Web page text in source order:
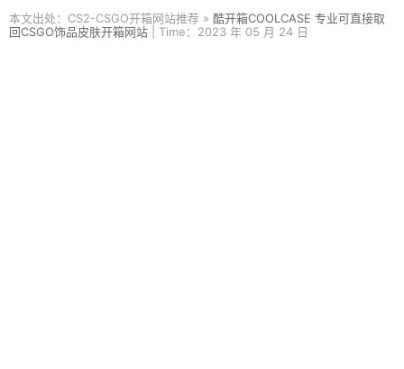
本文出处：CS2-CSGO开箱网站推荐 » 酷开箱COOLCASE 专业可直接取
回CSGO饰品皮肤开箱网站 | Time：2023 年 05 月 24 日